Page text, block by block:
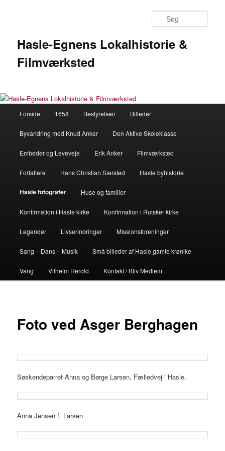
Hasle-Egnens Lokalhistorie &
Filmværksted
Forside 1658 Bestyrelsen Billeder
Byvandring med Knud Anker Den Aktive Skoleklasse
Embeder og Leveveje Erik Anker Filmværksted
Forfattere Hans Christian Siersted Hasle byhistorie
Hasle fotografer Huse og familier
Konfirmation i Hasle kirke Konfirmation i Rutsker kirke
Legender Livserindringer Missionsforeninger
Sang – Dans – Musik Små billeder af Hasle gamle krønike
Vang Vilhelm Herold Kontakt / Bliv Medlem
Foto ved Asger Berghagen
Søskendeparret Anna og Børge Larsen, Fælledvej i Hasle.
Anna Jensen f. Larsen